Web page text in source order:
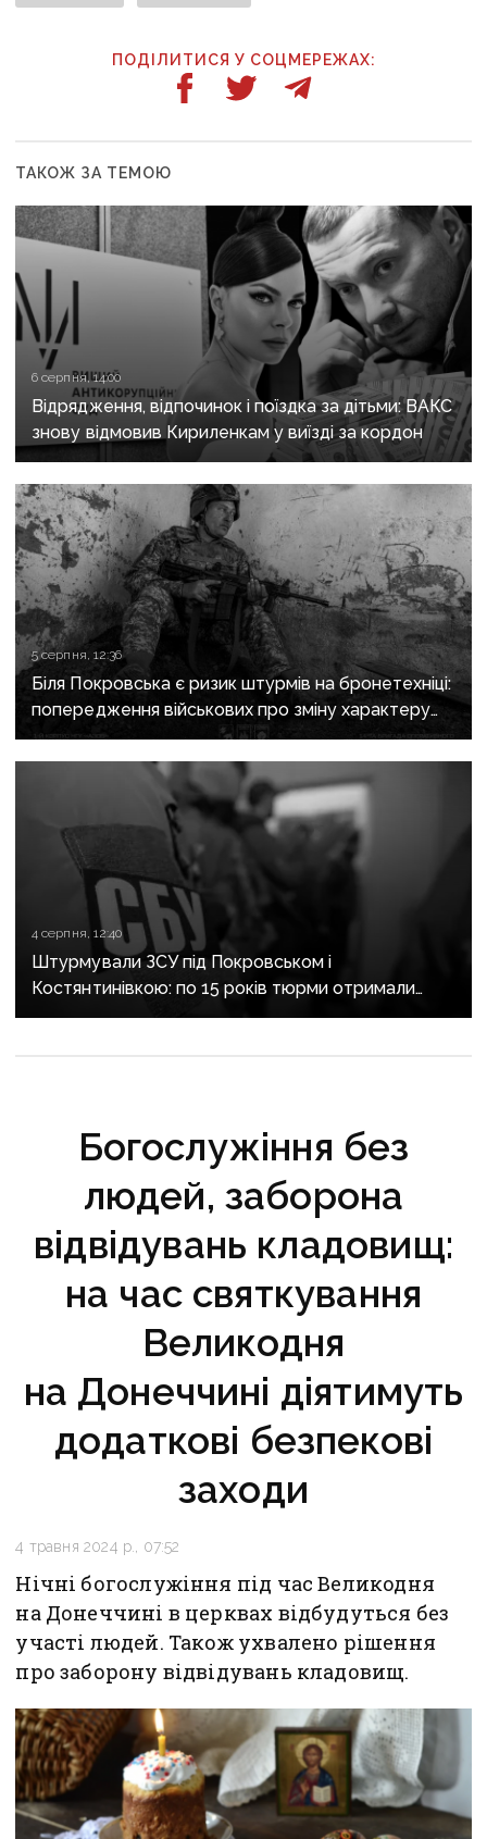
ПОДІЛИТИСЯ У СОЦМЕРЕЖАХ:
ТАКОЖ ЗА ТЕМОЮ
6 серпня, 14:00
Відрядження, відпочинок і поїздка за дітьми: ВАКС
знову відмовив Кириленкам у виїзді за кордон
5 серпня, 12:36
Біля Покровська є ризик штурмів на бронетехніці:
попередження військових про зміну характеру
боїв на напрямку
4 серпня, 12:40
Штурмували ЗСУ під Покровськом і
Костянтинівкою: по 15 років тюрми отримали
десятеро бойовиків, які воювали на боці рф
Богослужіння без
людей, заборона
відвідувань кладовищ:
на час святкування
Великодня
на Донеччині діятимуть
додаткові безпекові
заходи
4 травня 2024 р., 07:52
Нічні богослужіння під час Великодня
на Донеччині в церквах відбудуться без
участі людей. Також ухвалено рішення
про заборону відвідувань кладовищ.